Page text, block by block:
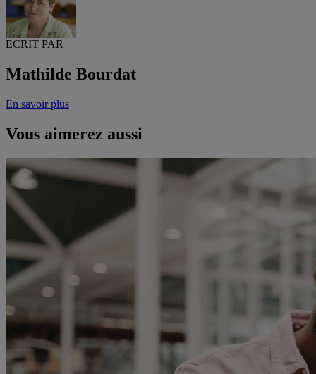
ECRIT PAR
Mathilde Bourdat
En savoir plus
Vous aimerez aussi